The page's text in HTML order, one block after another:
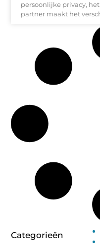
persoonlijke privacy,
partner maakt het
Categorieën